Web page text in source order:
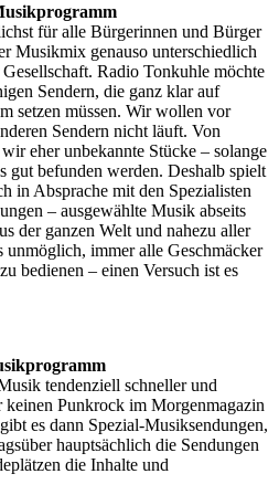
für alle Bürgerinnen und Bürger
Musikmix genauso unterschiedlich
Radio Tonkuhle möchte
Sendern, die ganz klar auf
setzen müssen. Wir wollen vor
Sendern nicht läuft. Von
eher unbekannte Stücke – solange
gut befunden werden. Deshalb spielt
in Absprache mit den Spezialisten
– ausgewählte Musik abseits
der ganzen Welt und nahezu aller
immer alle Geschmäcker
bedienen – einen Versuch ist es
tendenziell schneller und
keinen Punkrock im Morgenmagazin
es dann Spezial-Musiksendungen,
hauptsächlich die Sendungen
die Inhalte und